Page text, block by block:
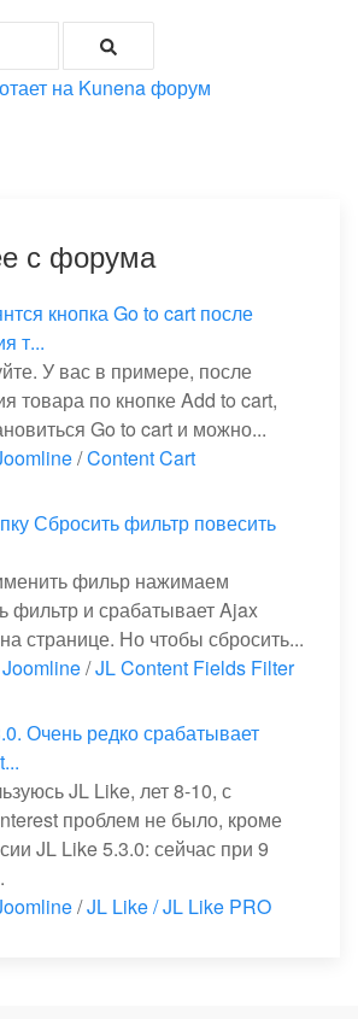
на Kunena форум
с форума
кнопка Go to cart после
т...
У вас в примере, после
товара по кнопке Add to cart,
Go to cart и можно...
/Content Cart
Сбросить фильтр повесить
фильр нажимаем
фильтр и срабатывает Ajax
странице. Но чтобы сбросить...
/JL Content Fields Filter
Очень редко срабатывает
JL Like, лет 8-10, с
проблем не было, кроме
JL Like 5.3.0: сейчас при 9
/JL Like / JL Like PRO